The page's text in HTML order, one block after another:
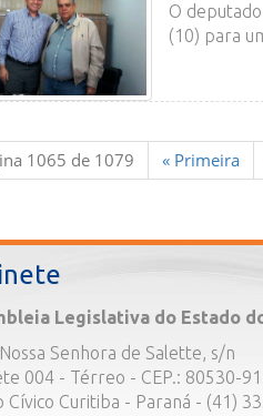
O
(10) para
1065 de 1079 « Primeira
Legislativa do Estado
Senhora de Salette, s/n
004 - Térreo - CEP.: 80530-
Cívico Curitiba - Paraná - (41)